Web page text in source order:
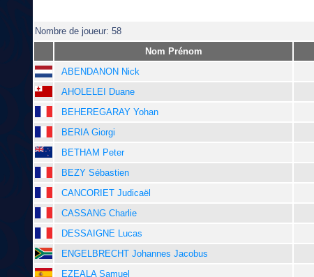
Nombre de joueur: 58
Nom Prénom
ABENDANON Nick
AHOLELEI Duane
BEHEREGARAY Yohan
BERIA Giorgi
BETHAM Peter
BEZY Sébastien
CANCORIET Judicaël
CASSANG Charlie
DESSAIGNE Lucas
ENGELBRECHT Johannes Jacobus
EZEALA Samuel